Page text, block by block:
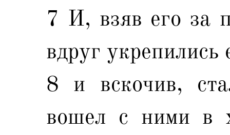
7 И, взяв его за
вдруг укрепились
8 и вскочив,
вошел с ними в